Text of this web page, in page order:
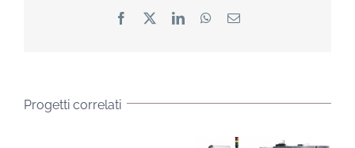
Facebook LinkedInWhatsApp
Email
Progetti correlati